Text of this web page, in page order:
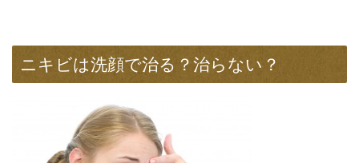
ニキビは洗顔で治る？治らない？